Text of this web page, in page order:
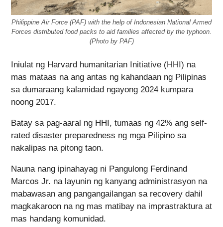
Philippine Air Force (PAF) with the help of Indonesian National Armed
Forces distributed food packs to aid families affected by the typhoon.
(Photo by PAF)
Iniulat ng Harvard humanitarian Initiative (HHI) na
mas mataas na ang antas ng kahandaan ng Pilipinas
sa dumaraang kalamidad ngayong 2024 kumpara
noong 2017.
Batay sa pag-aaral ng HHI, tumaas ng 42% ang self-
rated disaster preparedness ng mga Pilipino sa
nakalipas na pitong taon.
Nauna nang ipinahayag ni Pangulong Ferdinand
Marcos Jr. na layunin ng kanyang administrasyon na
mabawasan ang pangangailangan sa recovery dahil
magkakaroon na ng mas matibay na imprastraktura at
mas handang komunidad.